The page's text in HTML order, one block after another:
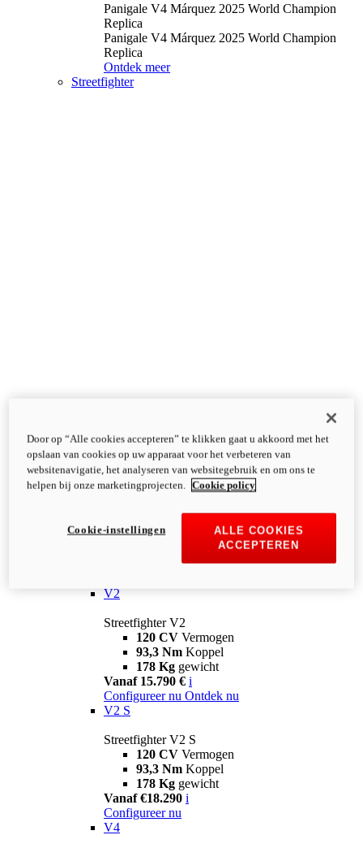
Panigale V4 Márquez 2025 World Champion
Replica
Panigale V4 Márquez 2025 World Champion
Replica
Ontdek meer
Streetfighter
V2
Streetfighter V2
120 CV Vermogen
93,3 Nm Koppel
178 Kg gewicht
Vanaf 15.790 € i
Configureer nu Ontdek nu
V2 S
Streetfighter V2 S
120 CV Vermogen
93,3 Nm Koppel
178 Kg gewicht
Vanaf €18.290 i
Configureer nu
V4
Door op “Alle cookies accepteren” te klikken gaat u akkoord met het
opslaan van cookies op uw apparaat voor het verbeteren van
websitenavigatie, het analyseren van websitegebruik en om ons te
helpen bij onze marketingprojecten.
Cookie policy
ALLE COOKIES
ACCEPTEREN
Cookie-instellingen